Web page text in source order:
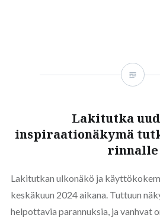
Lakitutka
inspiraationäkymä
rinnalle
Lakitutkan ulkonäkö ja
keskäkuun 2024 aikana. Tuttuun
helpottavia parannuksia, ja vanhvat